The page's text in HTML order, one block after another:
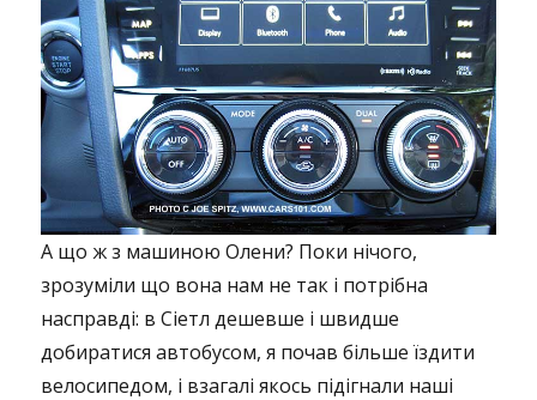
А що ж з машиною Олени? Поки нічого,
зрозуміли що вона нам не так і потрібна
насправді: в Сіетл дешевше і швидше
добиратися автобусом, я почав більше їздити
велосипедом, і взагалі якось підігнали наші